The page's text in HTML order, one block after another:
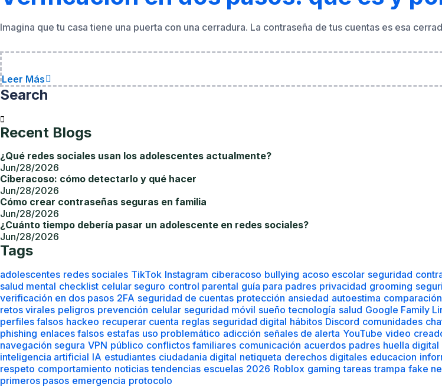
Imagina que tu casa tiene una puerta con una cerradura. La contraseña de tus cuentas es esa
Leer Más
Search
Recent Blogs
¿Qué redes sociales usan los adolescentes actualmente?
Jun/28/2026
Ciberacoso: cómo detectarlo y qué hacer
Jun/28/2026
Cómo crear contraseñas seguras en familia
Jun/28/2026
¿Cuánto tiempo debería pasar un adolescente en redes sociales?
Jun/28/2026
Tags
adolescentes redes sociales TikTok Instagram ciberacoso bullying acoso escolar seguridad
salud mental checklist celular seguro control parental guía para padres privacidad grooming
verificación en dos pasos 2FA seguridad de cuentas protección ansiedad autoestima
retos virales peligros prevención celular seguridad móvil sueño tecnología salud Google Family
perfiles falsos hackeo recuperar cuenta reglas seguridad digital hábitos Discord comunidades
phishing enlaces falsos estafas uso problemático adicción señales de alerta YouTube video
navegación segura VPN público conflictos familiares comunicación acuerdos padres huella digital
inteligencia artificial IA estudiantes ciudadania digital netiqueta derechos digitales educacion
respeto comportamiento noticias tendencias escuelas 2026 Roblox gaming tareas trampa fake
primeros pasos emergencia protocolo